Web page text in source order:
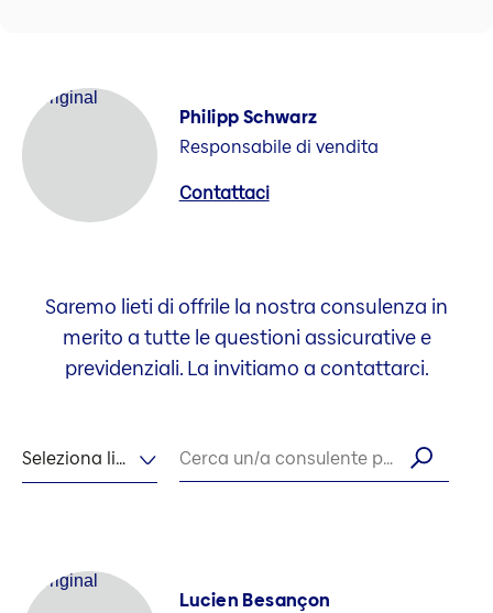
Philipp Schwarz
Responsabile di vendita
Contattaci
Saremo lieti di offrile la nostra consulenza in
merito a tutte le questioni assicurative e
previdenziali. La invitiamo a contattarci.
Seleziona lingua Cerca un/a consulente per nome
Lucien Besançon